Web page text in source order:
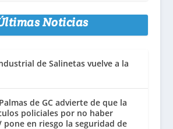
Noticias
de Salinetas vuelve a la
de GC advierte de que la
policiales por no haber
pone en riesgo la seguridad de